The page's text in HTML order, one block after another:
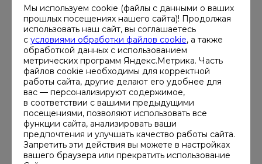
Диапазон входных напряжений, В
138 ~ 485
Диапазон входной частоты
40~ 70 Гц
Номинальный входной ток, А
255
Входной коэффициент мощности
1
Коэффициент нелинейных
Мы используем cookie (файлы с данными о ваших
прошлых посещениях нашего сайта)! Продолжая
использовать наш сайт, вы соглашаетесь
с условиями обработки файлов cookie, а также
обработкой данных с использованием
метрических программ Яндекс.Метрика. Часть
файлов cookie необходимы для корректной
работы сайта, другие делают его удобнее для
вас — персонализируют содержимое,
в соответствии с вашими предыдущими
посещениями, позволяют использовать все
функции сайта, анализировать ваши
предпочтения и улучшать качество работы сайта.
Запретить эти действия вы можете в настройках
вашего браузера или прекратить использование